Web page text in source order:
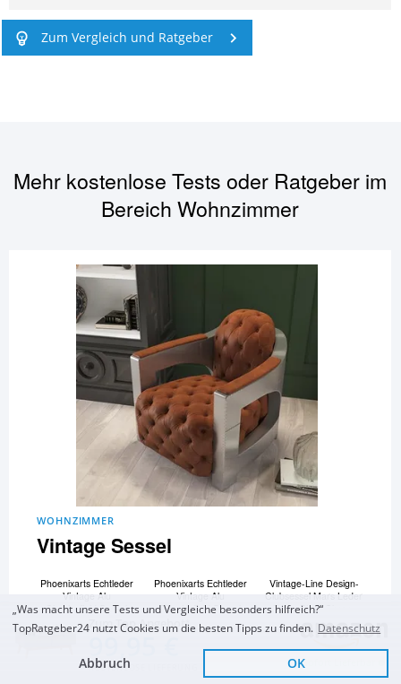
Zum Top Angebot
KOSTENLOSE LIEFERUNG Sofort Lieferbar
Zum Vergleich und Ratgeber
Mehr kostenlose Tests oder Ratgeber im
BereichWohnzimmer
WOHNZIMMER
Vintage Sessel
Phoenixarts Echtleder
Vintage Alu
Chesterfield Sessel
Retro Ledersessel
Phoenixarts Echtleder
Vintage Alu
Chesterfield Sessel
Retro Ledersessel
Vintage-Line Design-
Clubsessel Mars Leder
Belon Black Chrom
Echtleder
Metall Loungesessel
und 6 Vintage Sessel
mehr...
„Was macht unsere Tests und Vergleiche besonders hilfreich?“
TopRatgeber24 nutzt Cookies um die besten Tipps zu finden. Datenschutz
Abbruch OK